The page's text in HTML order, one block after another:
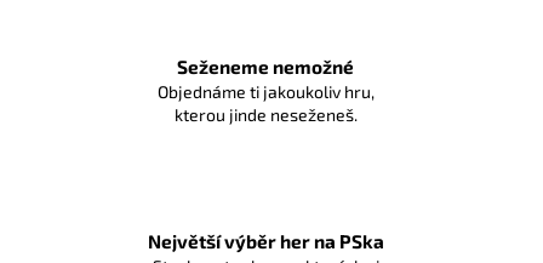
Seženeme nemožné
Objednáme ti jakoukoliv hru,
kterou jinde neseženeš.
Největší výběr her na PSka